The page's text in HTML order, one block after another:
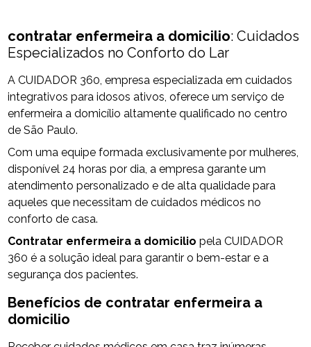
contratar enfermeira a domicilio: Cuidados
Especializados no Conforto do Lar
A CUIDADOR 360, empresa especializada em cuidados
integrativos para idosos ativos, oferece um serviço de
enfermeira a domicílio altamente qualificado no centro
de São Paulo.
Com uma equipe formada exclusivamente por mulheres,
disponível 24 horas por dia, a empresa garante um
atendimento personalizado e de alta qualidade para
aqueles que necessitam de cuidados médicos no
conforto de casa.
Contratar enfermeira a domicilio pela CUIDADOR
360 é a solução ideal para garantir o bem-estar e a
segurança dos pacientes.
Benefícios de contratar enfermeira a
domicilio